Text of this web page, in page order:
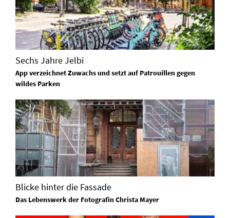
Sechs Jahre Jelbi
App verzeichnet Zuwachs und setzt auf Patrouillen gegen
wildes Parken
Blicke hinter die Fassade
Das Lebenswerk der Fotografin Christa Mayer